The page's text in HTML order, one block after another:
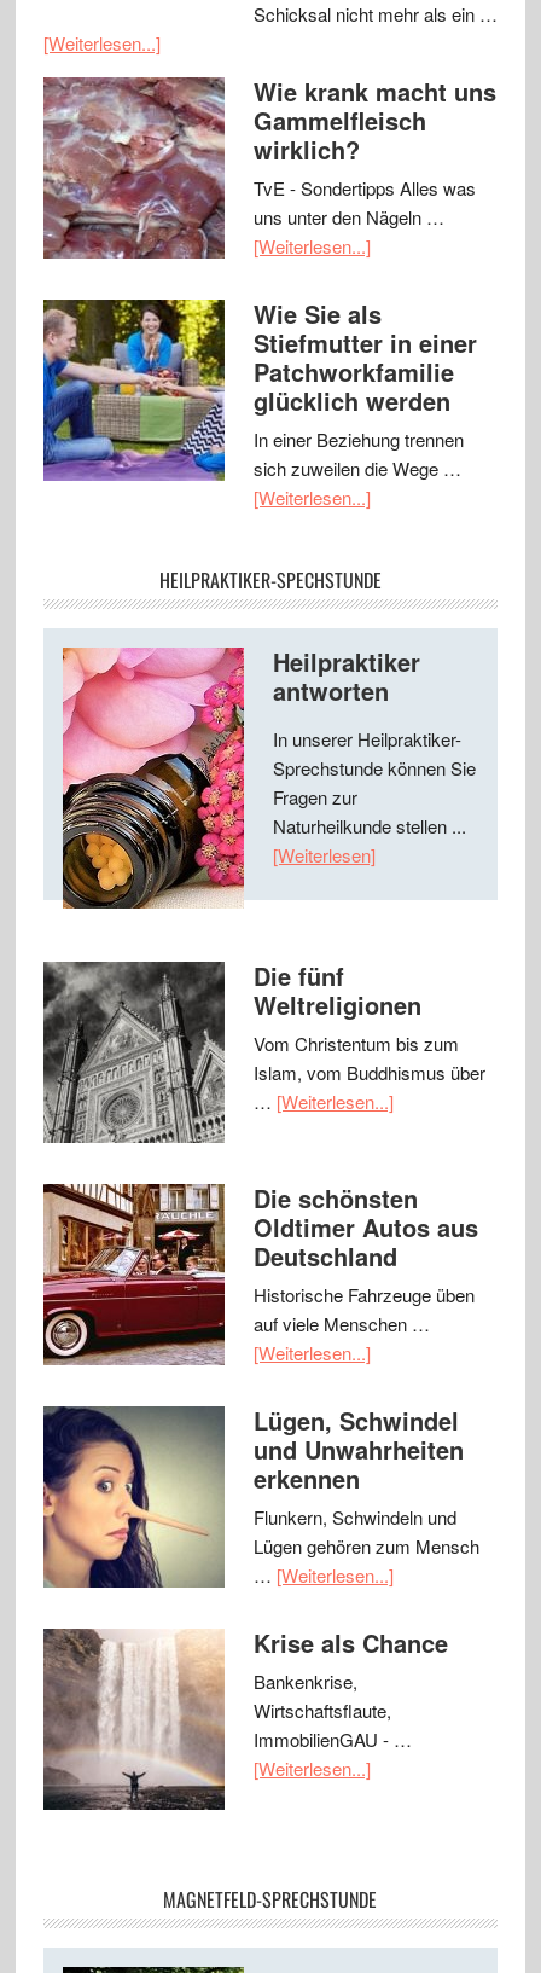
Schicksal nicht mehr als ein …
[Weiterlesen...]
Wie krank macht uns
Gammelfleisch
wirklich?
TvE - Sondertipps Alles was
uns unter den Nägeln …
[Weiterlesen...]
Wie Sie als
Stiefmutter in einer
Patchworkfamilie
glücklich werden
In einer Beziehung trennen
sich zuweilen die Wege …
[Weiterlesen...]
HEILPRAKTIKER-SPECHSTUNDE
Heilpraktiker
antworten
In unserer Heilpraktiker-
Sprechstunde können Sie
Fragen zur
Naturheilkunde stellen ...
[Weiterlesen]
Die fünf
Weltreligionen
Vom Christentum bis zum
Islam, vom Buddhismus über
… [Weiterlesen...]
Die schönsten
Oldtimer Autos aus
Deutschland
Historische Fahrzeuge üben
auf viele Menschen …
[Weiterlesen...]
Lügen, Schwindel
und Unwahrheiten
erkennen
Flunkern, Schwindeln und
Lügen gehören zum Mensch
… [Weiterlesen...]
Krise als Chance
Bankenkrise,
Wirtschaftsflaute,
ImmobilienGAU - …
[Weiterlesen...]
MAGNETFELD-SPRECHSTUNDE